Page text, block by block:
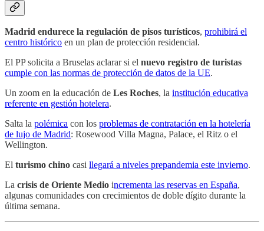
Madrid endurece la regulación de pisos turísticos, prohibirá el
centro histórico en un plan de protección residencial.
El PP solicita a Bruselas aclarar si el nuevo registro de turistas
cumple con las normas de protección de datos de la UE.
Un zoom en la educación de Les Roches, la institución educativa
referente en gestión hotelera.
Salta la polémica con los problemas de contratación en la hotelería
de lujo de Madrid: Rosewood Villa Magna, Palace, el Ritz o el
Wellington.
El turismo chino casi llegará a niveles prepandemia este invierno.
La crisis de Oriente Medio incrementa las reservas en España,
algunas comunidades con crecimientos de doble dígito durante la
última semana.